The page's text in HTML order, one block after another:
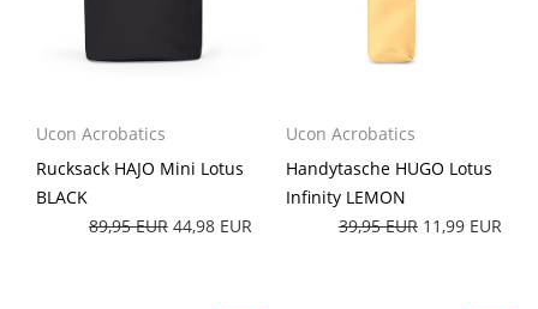
Ucon Acrobatics
Rucksack HAJO Mini Lotus
BLACK
89,95 EUR 44,98 EUR
Ucon Acrobatics
Handytasche HUGO Lotus
Infinity LEMON
39,95 EUR 11,99 EUR